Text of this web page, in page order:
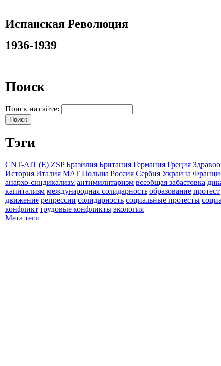
Испанская Революция
1936-1939
Поиск
Поиск на сайте:
Тэги
CNT-AIT (E) ZSP Бразилия Британия Германия Греция
История Италия МАТ Польша Россия Сербия Украина
анархо-синдикализм антимилитаризм всеобщая забастовка
капитализм международная солидарность образование протест
движение репрессии солидарность социальные протесты
конфликт трудовые конфликты экология
Мета теги